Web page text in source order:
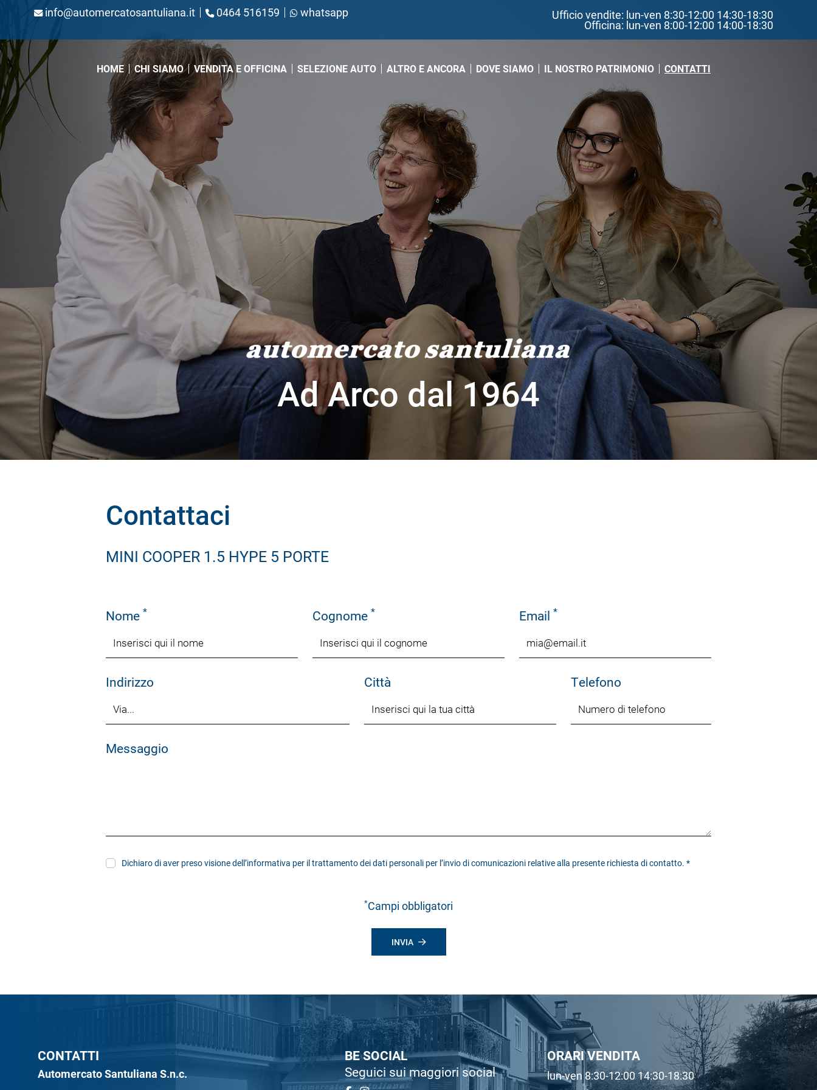
info@automercatosantuliana.it 0464 516159 whatsapp Ufficio vendite: lun-ven 8:30-12:00 14:30-18:30
Officina: lun-ven 8:00-12:00 14:00-18:30
HOME(CURRENT)
CHI SIAMO VENDITA E OFFICINA SELEZIONE AUTO ALTRO E ANCORA DOVE SIAMO IL NOSTRO PATRIMONIO CONTATTI
Ad Arco dal 1964
Contattaci
MINI COOPER 1.5 HYPE 5 PORTE
Nome * Cognome * Email *
Indirizzo Città Telefono
Messaggio
Dichiaro di aver preso visione dell’informativa per il trattamento dei dati personali per l’invio di comunicazioni relative alla presente richiesta di contatto.*
*Campi obbligatori
INVIA
CONTATTI
Automercato Santuliana S.n.c.
BE SOCIAL
Seguici sui maggiori social
ORARI VENDITA
lun-ven 8:30-12:00 14:30-18:30